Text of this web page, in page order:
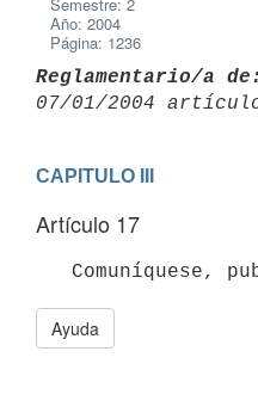
Año: 2004
Página: 1236
Reglamentario/a de:
07/01/2004
CAPITULO III
Artículo 17
Comuníquese,
Ayuda